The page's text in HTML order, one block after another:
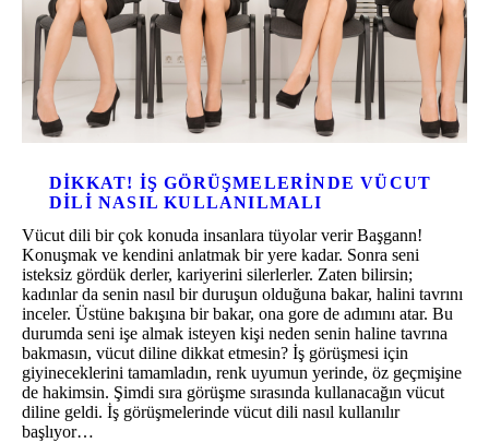
DIKKAT! IŞ GÖRÜŞMELERINDE VÜCUT
DILI NASIL KULLANILMALI
Vücut dili bir çok konuda insanlara tüyolar verir Başgann!
Konuşmak ve kendini anlatmak bir yere kadar. Sonra seni
isteksiz gördük derler, kariyerini silerlerler. Zaten bilirsin;
kadınlar da senin nasıl bir duruşun olduğuna bakar, halini tavrını
inceler. Üstüne bakışına bir bakar, ona gore de adımını atar. Bu
durumda seni işe almak isteyen kişi neden senin haline tavrına
bakmasın, vücut diline dikkat etmesin? İş görüşmesi için
giyineceklerini tamamladın, renk uyumun yerinde, öz geçmişine
de hakimsin. Şimdi sıra görüşme sırasında kullanacağın vücut
diline geldi. İş görüşmelerinde vücut dili nasıl kullanılır
başlıyor…